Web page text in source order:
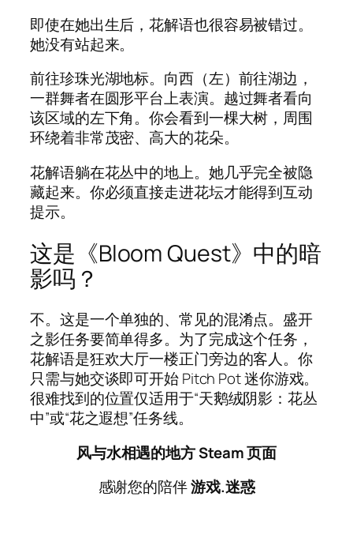
即使在她出生后，花解语也很容易被错过。
她没有站起来。
前往珍珠光湖地标。向西（左）前往湖边，
一群舞者在圆形平台上表演。越过舞者看向
该区域的左下角。你会看到一棵大树，周围
环绕着非常茂密、高大的花朵。
花解语躺在花丛中的地上。她几乎完全被隐
藏起来。你必须直接走进花坛才能得到互动
提示。
这是《Bloom Quest》中的暗
影吗？
不。这是一个单独的、常见的混淆点。盛开
之影任务要简单得多。为了完成这个任务，
花解语是狂欢大厅一楼正门旁边的客人。你
只需与她交谈即可开始 Pitch Pot 迷你游戏。
很难找到的位置仅适用于“天鹅绒阴影：花丛
中”或“花之遐想”任务线。
风与水相遇的地方 Steam 页面
感谢您的陪伴游戏.迷惑